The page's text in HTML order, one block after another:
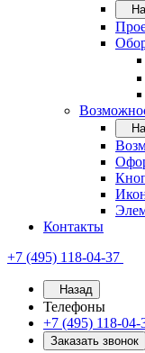
Контакты
+7 (495) 118-04-37
Назад
Телефоны
+7 (495) 118-04-
Заказать звонок